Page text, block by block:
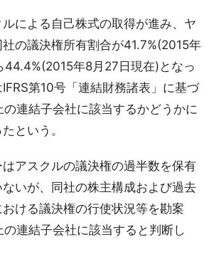
による自己株式の取得が進み、ヤ
の議決権所有割合が41.7%(2015年
44.4%(2015年8月27日現在)となっ
第10号「連結財務諸表」に基づ
の連結子会社に該当するかどうかに
という。
アスクルの議決権の過半数を保有
いが、同社の株主構成および過去
ける議決権の行使状況等を勘案
の連結子会社に該当すると判断し